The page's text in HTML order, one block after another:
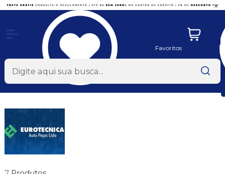
x
Favoritos